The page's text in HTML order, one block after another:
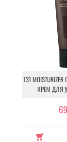
131
КРЕМ ДЛЯ